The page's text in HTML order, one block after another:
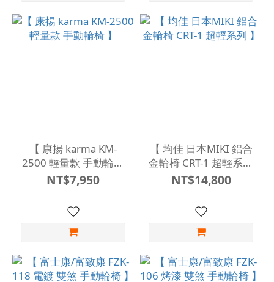
【 康揚 karma KM-
2500 輕量款 手動輪椅
】
NT$7,950
【 均佳 日本MIKI 鋁合
金輪椅 CRT-1 超輕系列
】
NT$14,800